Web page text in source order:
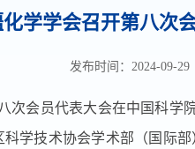
学学会召开第八次
发布时间：2024-09-29
次会员代表大会在中国科学
学技术协会学术部（国际